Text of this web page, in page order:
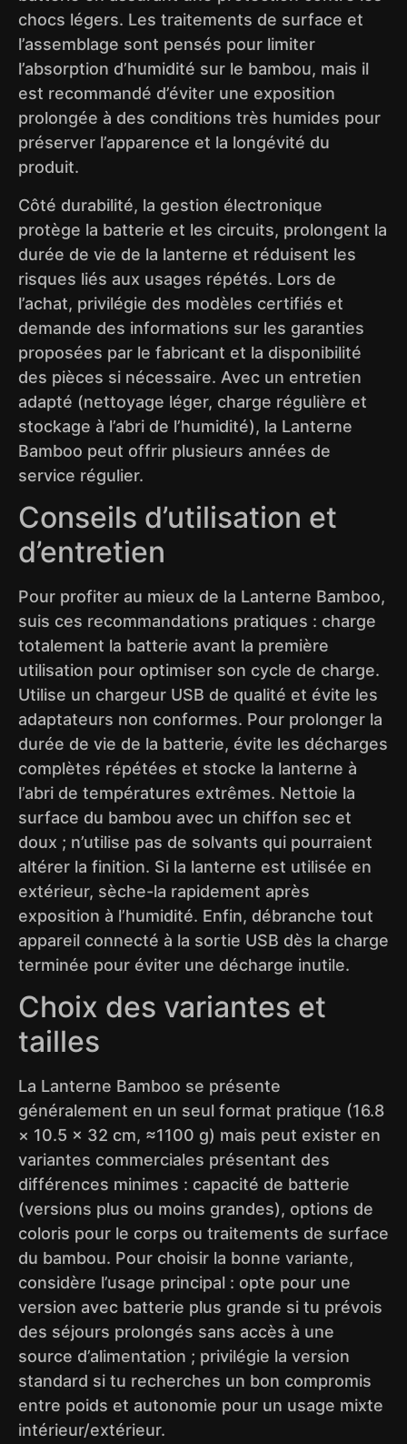
chocs légers. Les traitements de surface et
l’assemblage sont pensés pour limiter
l’absorption d’humidité sur le bambou, mais il
est recommandé d’éviter une exposition
prolongée à des conditions très humides pour
préserver l’apparence et la longévité du
produit.
Côté durabilité, la gestion électronique
protège la batterie et les circuits, prolongent la
durée de vie de la lanterne et réduisent les
risques liés aux usages répétés. Lors de
l’achat, privilégie des modèles certifiés et
demande des informations sur les garanties
proposées par le fabricant et la disponibilité
des pièces si nécessaire. Avec un entretien
adapté (nettoyage léger, charge régulière et
stockage à l’abri de l’humidité), la Lanterne
Bamboo peut offrir plusieurs années de
service régulier.
Conseils d’utilisation et
d’entretien
Pour profiter au mieux de la Lanterne Bamboo,
suis ces recommandations pratiques : charge
totalement la batterie avant la première
utilisation pour optimiser son cycle de charge.
Utilise un chargeur USB de qualité et évite les
adaptateurs non conformes. Pour prolonger la
durée de vie de la batterie, évite les décharges
complètes répétées et stocke la lanterne à
l’abri de températures extrêmes. Nettoie la
surface du bambou avec un chiffon sec et
doux ; n’utilise pas de solvants qui pourraient
altérer la finition. Si la lanterne est utilisée en
extérieur, sèche-la rapidement après
exposition à l’humidité. Enfin, débranche tout
appareil connecté à la sortie USB dès la charge
terminée pour éviter une décharge inutile.
Choix des variantes et
tailles
La Lanterne Bamboo se présente
généralement en un seul format pratique (16.8
× 10.5 × 32 cm, ≈1100 g) mais peut exister en
variantes commerciales présentant des
différences minimes : capacité de batterie
(versions plus ou moins grandes), options de
coloris pour le corps ou traitements de surface
du bambou. Pour choisir la bonne variante,
considère l’usage principal : opte pour une
version avec batterie plus grande si tu prévois
des séjours prolongés sans accès à une
source d’alimentation ; privilégie la version
standard si tu recherches un bon compromis
entre poids et autonomie pour un usage mixte
intérieur/extérieur.